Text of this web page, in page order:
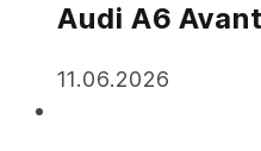
Audi A6
11.06.2026